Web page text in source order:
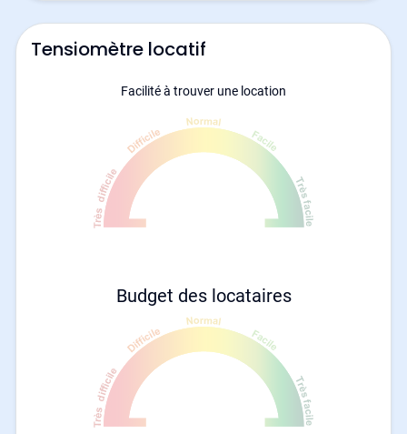
Tensiomètre locatif
Facilité à trouver une location
Budget des locataires